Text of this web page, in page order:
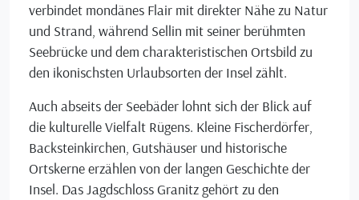
verbindet mondänes Flair mit direkter Nähe zu Natur
und Strand, während Sellin mit seiner berühmten
Seebrücke und dem charakteristischen Ortsbild zu
den ikonischsten Urlaubsorten der Insel zählt.
Auch abseits der Seebäder lohnt sich der Blick auf
die kulturelle Vielfalt Rügens. Kleine Fischerdörfer,
Backsteinkirchen, Gutshäuser und historische
Ortskerne erzählen von der langen Geschichte der
Insel. Das Jagdschloss Granitz gehört zu den